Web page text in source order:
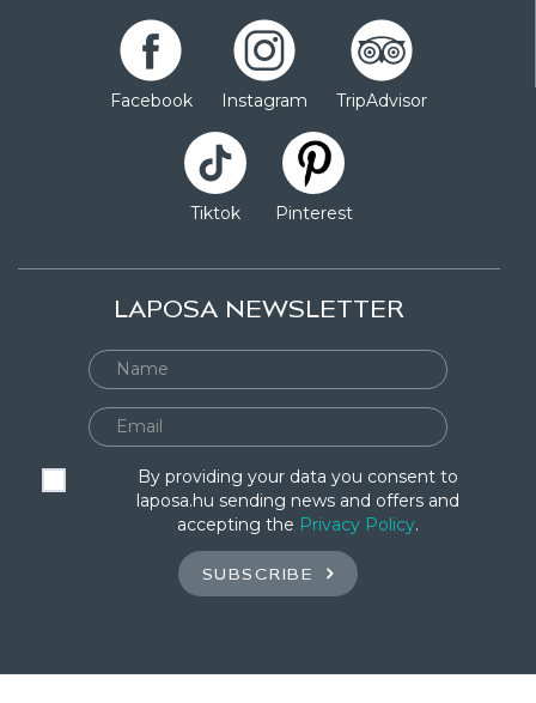
Facebook Instagram TripAdvisor
Tiktok Pinterest
LAPOSA NEWSLETTER
By providing your data you consent to
laposa.hu sending news and offers and
accepting the Privacy Policy.
SUBSCRIBE